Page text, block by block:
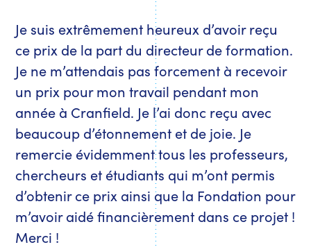
Je suis extrêmement heureux d’avoir reçu
ce prix de la part du directeur de formation.
Je ne m’attendais pas forcement à recevoir
un prix pour mon travail pendant mon
année à Cranfield. Je l’ai donc reçu avec
beaucoup d’étonnement et de joie. Je
remercie évidemment tous les professeurs,
chercheurs et étudiants qui m’ont permis
d’obtenir ce prix ainsi que la Fondation pour
m’avoir aidé financièrement dans ce projet !
Merci !